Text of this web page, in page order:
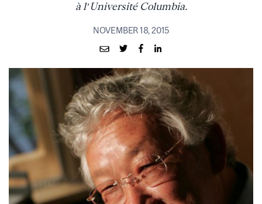
à l’Université Columbia.
NOVEMBER 18, 2015